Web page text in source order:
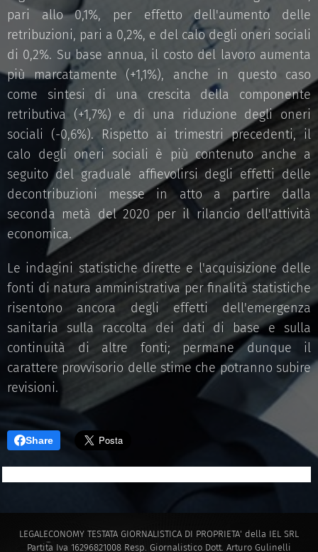
pari allo 0,1%, per effetto dell'aumento delle
retribuzioni, pari a 0,2%, e del calo degli oneri sociali
di 0,2%. Su base annua, il costo del lavoro aumenta
più marcatamente (+1,1%), anche in questo caso
come sintesi di una crescita della componente
retributiva (+1,7%) e di una riduzione degli oneri
sociali (-0,6%). Rispetto ai trimestri precedenti, il
calo degli oneri sociali è più contenuto anche a
seguito del graduale affievolirsi degli effetti delle
decontribuzioni messe in atto a partire dalla
seconda metà del 2020 per il rilancio dell'attività
economica.
Le indagini statistiche dirette e l'acquisizione delle
fonti di natura amministrativa per finalità statistiche
risentono ancora degli effetti dell'emergenza
sanitaria sulla raccolta dei dati di base e sulla
continuità di altre fonti; permane dunque il
carattere provvisorio delle stime che potranno subire
revisioni.
Share
LEGALECONOMY TESTATA GIORNALISTICA DI PROPRIETA' della IEL SRL
Partita Iva 16296821008 Resp. Giornalistico Dott. Arturo Gulinelli